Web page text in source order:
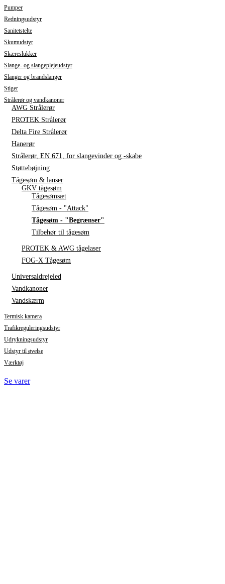
Pumper
Redningsudstyr
Sanitetstelte
Skumudstyr
Skæreslukker
Slange- og slangeplejeudstyr
Slanger og brandslanger
Stiger
Strålerør og vandkanoner
AWG Strålerør
PROTEK Strålerør
Delta Fire Strålerør
Hanerør
Strålerør, EN 671, for slangevinder og -skabe
Støttebøjning
Tågesøm & lanser
GKV tågesøm
Tågesømsæt
Tågesøm - "Attack"
Tågesøm - "Begrænser"
Tilbehør til tågesøm
PROTEK & AWG tågelaser
FOG-X Tågesøm
Universaldrejeled
Vandkanoner
Vandskærm
Termisk kamera
Trafikreguleringsudstyr
Udrykningsudstyr
Udstyr til øvelse
Værktøj
Se varer